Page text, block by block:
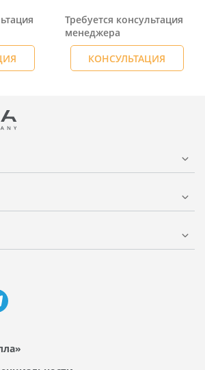
Требуется консультация
менеджера
КОНСУЛЬТАЦИЯ